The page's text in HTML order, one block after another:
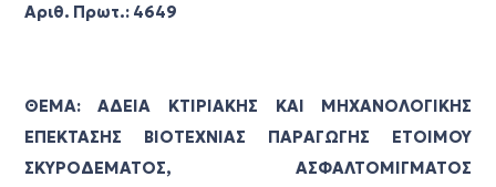
Αριθ. Πρωτ.: 4649
ΘΕΜΑ: ΑΔΕΙΑ ΚΤΙΡΙΑΚΗΣ ΚΑΙ ΜΗΧΑΝΟΛΟΓΙΚΗΣ
ΕΠΕΚΤΑΣΗΣ ΒΙΟΤΕΧΝΙΑΣ ΠΑΡΑΓΩΓΗΣ ΕΤΟΙΜΟΥ
ΣΚΥΡΟΔΕΜΑΤΟΣ, ΑΣΦΑΛΤΟΜΙΓΜΑΤΟΣ